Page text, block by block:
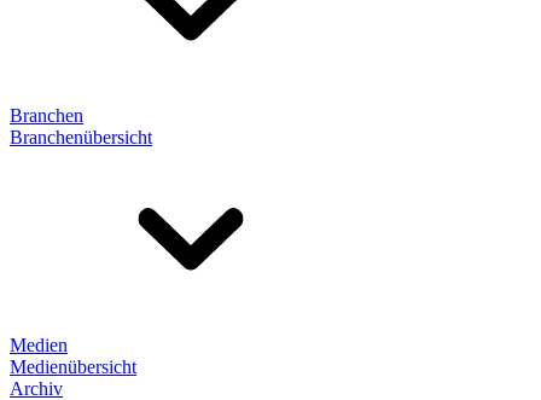
Branchen
Branchenübersicht
Medien
Medienübersicht
Archiv